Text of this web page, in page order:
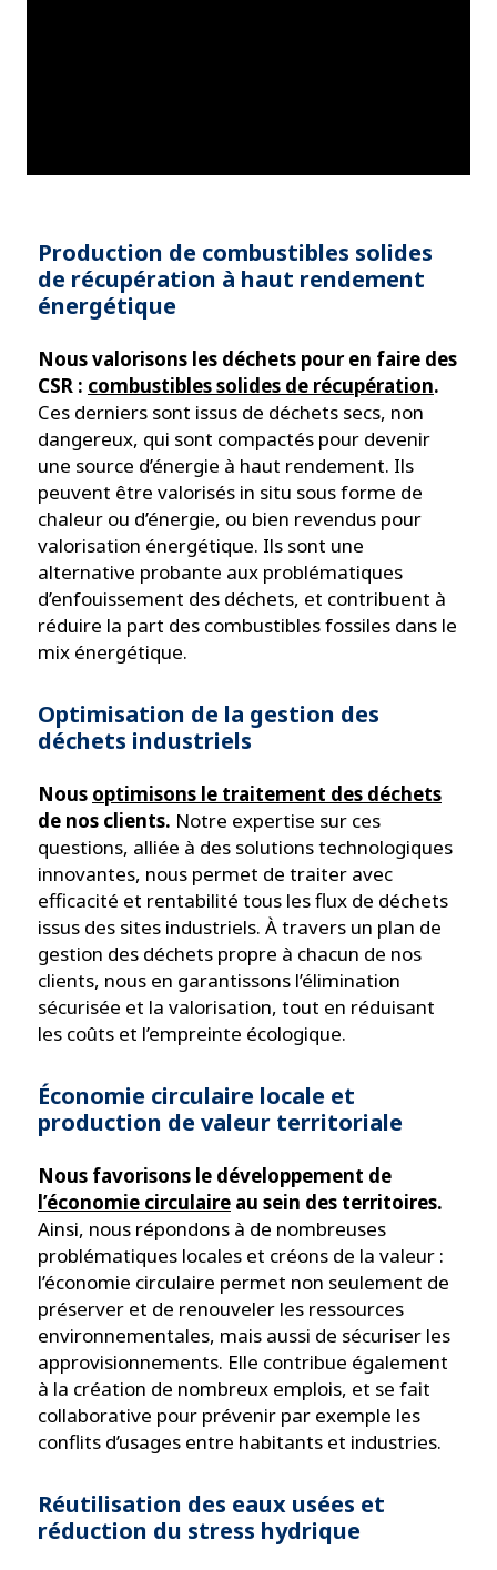
Production de combustibles solides
de récupération à haut rendement
énergétique
Nous valorisons les déchets pour en faire des
CSR : combustibles solides de récupération.
Ces derniers sont issus de déchets secs, non
dangereux, qui sont compactés pour devenir
une source d’énergie à haut rendement. Ils
peuvent être valorisés in situ sous forme de
chaleur ou d’énergie, ou bien revendus pour
valorisation énergétique. Ils sont une
alternative probante aux problématiques
d’enfouissement des déchets, et contribuent à
réduire la part des combustibles fossiles dans le
mix énergétique.
Optimisation de la gestion des
déchets industriels
Nous optimisons le traitement des déchets
de nos clients. Notre expertise sur ces
questions, alliée à des solutions technologiques
innovantes, nous permet de traiter avec
efficacité et rentabilité tous les flux de déchets
issus des sites industriels. À travers un plan de
gestion des déchets propre à chacun de nos
clients, nous en garantissons l’élimination
sécurisée et la valorisation, tout en réduisant
les coûts et l’empreinte écologique.
Économie circulaire locale et
production de valeur territoriale
Nous favorisons le développement de
l’économie circulaire au sein des territoires.
Ainsi, nous répondons à de nombreuses
problématiques locales et créons de la valeur :
l’économie circulaire permet non seulement de
préserver et de renouveler les ressources
environnementales, mais aussi de sécuriser les
approvisionnements. Elle contribue également
à la création de nombreux emplois, et se fait
collaborative pour prévenir par exemple les
conflits d’usages entre habitants et industries.
Réutilisation des eaux usées et
réduction du stress hydrique